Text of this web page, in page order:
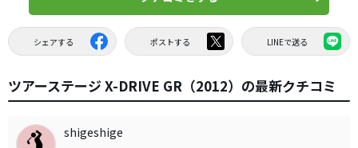
シェアする ポストする LINEで送る
ツアーステージ X-DRIVE GR（2012）の最新クチコミ
shigeshige